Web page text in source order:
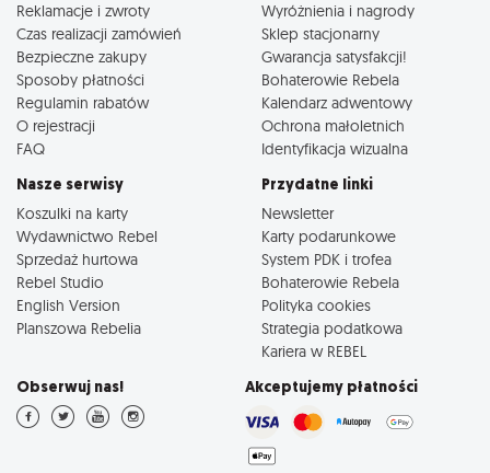
Reklamacje i zwroty
Czas realizacji zamówień
Bezpieczne zakupy
Sposoby płatności
Regulamin rabatów
O rejestracji
FAQ
Wyróżnienia i nagrody
Sklep stacjonarny
Gwarancja satysfakcji!
Bohaterowie Rebela
Kalendarz adwentowy
Ochrona małoletnich
Identyfikacja wizualna
Nasze serwisy
Koszulki na karty
Wydawnictwo Rebel
Sprzedaż hurtowa
Rebel Studio
English Version
Planszowa Rebelia
Przydatne linki
Newsletter
Karty podarunkowe
System PDK i trofea
Bohaterowie Rebela
Polityka cookies
Strategia podatkowa
Kariera w REBEL
Obserwuj nas! Akceptujemy płatności